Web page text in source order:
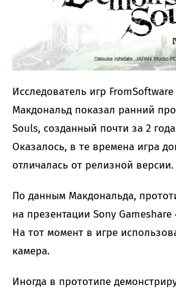
Исследователь игр
Макдональд показал ранний
Souls, созданный почти за 2
Оказалось, в те времена игра
отличалась от релизной версии.
По данным Макдональда,
на презентации Sony Gameshare
На тот момент в игре
камера.
Иногда в прототипе